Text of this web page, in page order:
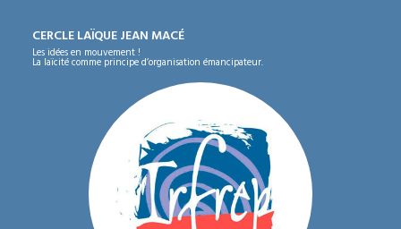
CERCLE LAÏQUE JEAN MACÉ
Les idées en mouvement !
La laïcité comme principe d’organisation émancipateur.